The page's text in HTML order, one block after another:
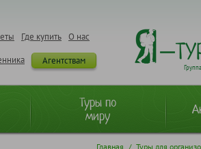
О нас
Где купить
Агентствам
Туры по
миру
Главная / Туры для